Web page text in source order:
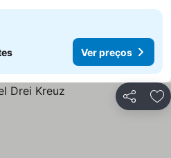
Ver preços
Partilhar